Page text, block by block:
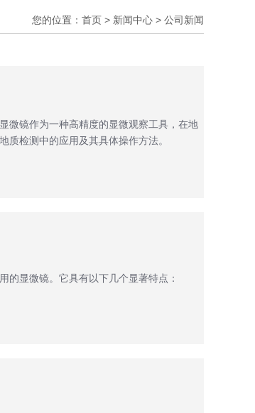
您的位置：首页 > 新闻中心 > 公司新闻
微镜作为一种高精度的显微观察工具，在地
质检测中的应用及其具体操作方法。
的显微镜。它具有以下几个显著特点：